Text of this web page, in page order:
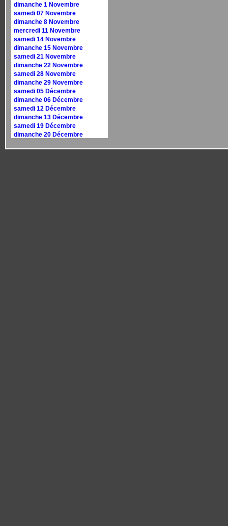
dimanche 1 Novembre
samedi 07 Novembre
dimanche 8 Novembre
mercredi 11 Novembre
samedi 14 Novembre
dimanche 15 Novembre
samedi 21 Novembre
dimanche 22 Novembre
samedi 28 Novembre
dimanche 29 Novembre
samedi 05 Décembre
dimanche 06 Décembre
samedi 12 Décembre
dimanche 13 Décembre
samedi 19 Décembre
dimanche 20 Décembre